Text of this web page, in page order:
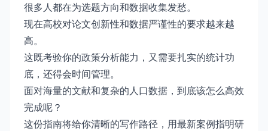
很多人都在为选题方向和数据收集发愁。
现在高校对论文创新性和数据严谨性的要求越来越
高。
这既考验你的政策分析能力，又需要扎实的统计功
底，还得会时间管理。
面对海量的文献和复杂的人口数据，到底该怎么高效
完成呢？
这份指南将给你清晰的写作路径，用最新案例指明研